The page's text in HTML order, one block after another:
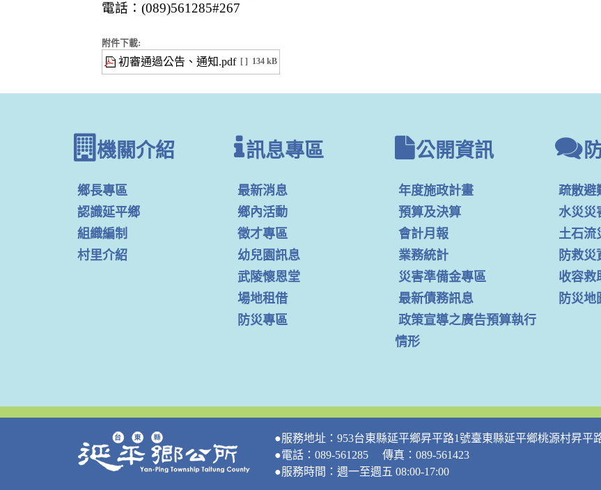
電話：(089)561285#267
附件下載:
初審通過公告、通知.pdf 134 kB
機關介紹
鄉長專區
認識延平鄉
組織編制
村里介紹
訊息專區
最新消息
鄉內活動
徵才專區
幼兒園訊息
武陵懷恩堂
場地租借
防災專區
公開資訊
年度施政計畫
預算及決算
會計月報
業務統計
災害準備金專區
最新債務訊息
政策宣導之廣告預算執行
情形
疏散避
水災災
土石流
防救災
收容救
防災地
●服務地址：953台東縣延平鄉昇平路1號臺東縣延平鄉桃源村昇平
●電話：089-561285 傳真：089-561423
●服務時間：週一至週五 08:00-17:00